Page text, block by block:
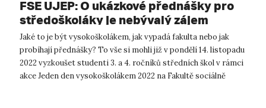
FSE UJEP: O ukázkové přednášky pro
středoškoláky je nebývalý zájem
Jaké to je být vysokoškolákem, jak vypadá fakulta nebo jak
probíhají přednášky? To vše si mohli již v pondělí 14. listopadu
2022 vyzkoušet studenti 3. a 4. ročníků středních škol v rámci
akce Jeden den vysokoškolákem 2022 na Fakultě sociálně